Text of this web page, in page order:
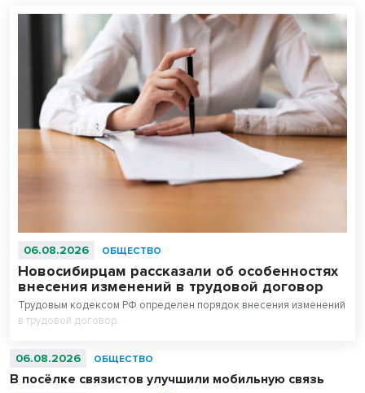
06.08.2026 ОБЩЕСТВО
Новосибирцам рассказали об особенностях
внесения изменений в трудовой договор
Трудовым кодексом РФ определен порядок внесения изменений
в трудовой договор.
06.08.2026 ОБЩЕСТВО
В посёлке связистов улучшили мобильную связь